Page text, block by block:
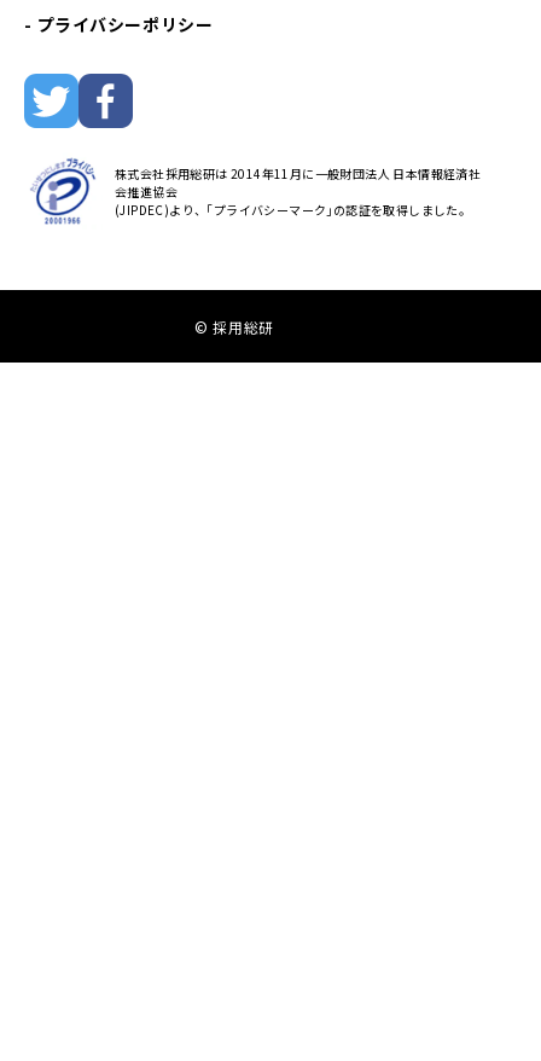
プライバシーポリシー
株式会社採用総研は 2014年11月に一般財団法人 日本情報経済社
会推進協会
(JIPDEC)より、｢プライバシーマーク｣の認証を取得しました。
© 採用総研